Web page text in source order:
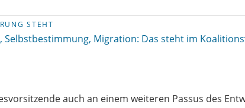
STEHT
Selbstbestimmung, Migration: Das steht im
auch an einem weiteren Passus des